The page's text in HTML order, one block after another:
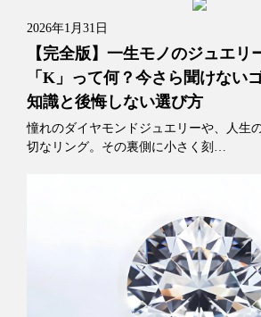
2026年1月31日
【完全版】一生モノのジュエリ
「K」って何？今さら聞けない
知識と後悔しない選び方
憧れのダイヤモンドジュエリーや、人生
切なリング。その裏側に小さく刻…